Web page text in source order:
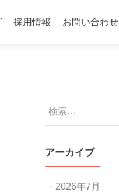
採用情報 お問い合わせ
索:
アーカイブ
2026年7月